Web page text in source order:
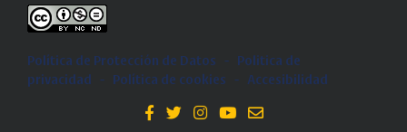
Política de Protección de Datos -
Politica de
privacidad
- Política de cookies - Accesibilidad